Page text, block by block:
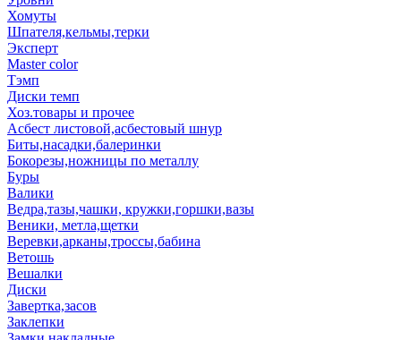
Хомуты
Шпателя,кельмы,терки
Эксперт
Master color
Тэмп
Диски темп
Хоз.товары и прочее
Асбест листовой,асбестовый шнур
Биты,насадки,балеринки
Бокорезы,ножницы по металлу
Буры
Валики
Ведра,тазы,чашки, кружки,горшки,вазы
Веники, метла,щетки
Веревки,арканы,троссы,бабина
Ветошь
Вешалки
Диски
Завертка,засов
Заклепки